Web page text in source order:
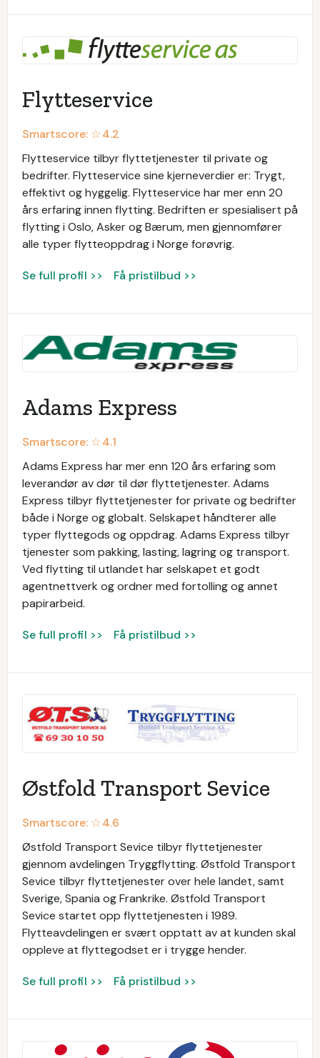
Flytteservice
Smartscore: ☆4.2
Flytteservice tilbyr flyttetjenester til private og
bedrifter. Flytteservice sine kjerneverdier er: Trygt,
effektivt og hyggelig. Flytteservice har mer enn 20
års erfaring innen flytting. Bedriften er spesialisert på
flytting i Oslo, Asker og Bærum, men gjennomfører
alle typer flytteoppdrag i Norge forøvrig.
Se full profil >> Få pristilbud >>
Adams Express
Smartscore: ☆4.1
Adams Express har mer enn 120 års erfaring som
leverandør av dør til dør flyttetjenester. Adams
Express tilbyr flyttetjenester for private og bedrifter
både i Norge og globalt. Selskapet håndterer alle
typer flyttegods og oppdrag. Adams Express tilbyr
tjenester som pakking, lasting, lagring og transport.
Ved flytting til utlandet har selskapet et godt
agentnettverk og ordner med fortolling og annet
papirarbeid.
Se full profil >> Få pristilbud >>
Østfold Transport Sevice
Smartscore: ☆4.6
Østfold Transport Sevice tilbyr flyttetjenester
gjennom avdelingen Tryggflytting. Østfold Transport
Sevice tilbyr flyttetjenester over hele landet, samt
Sverige, Spania og Frankrike. Østfold Transport
Sevice startet opp flyttetjenesten i 1989.
Flytteavdelingen er svært opptatt av at kunden skal
oppleve at flyttegodset er i trygge hender.
Se full profil >> Få pristilbud >>